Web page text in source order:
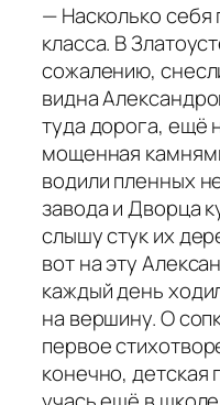
— Насколько себя
класса. В
сожалению,
видна
туда дорога, ещё
мощенная
водили пленных
завода и Дворца
слышу стук их
вот на эту
каждый день
на вершину. О
первое
конечно, детская